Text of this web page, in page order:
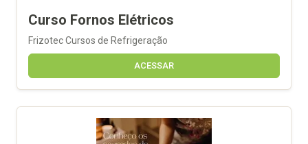
Curso Fornos Elétricos
Frizotec Cursos de Refrigeração
ACESSAR